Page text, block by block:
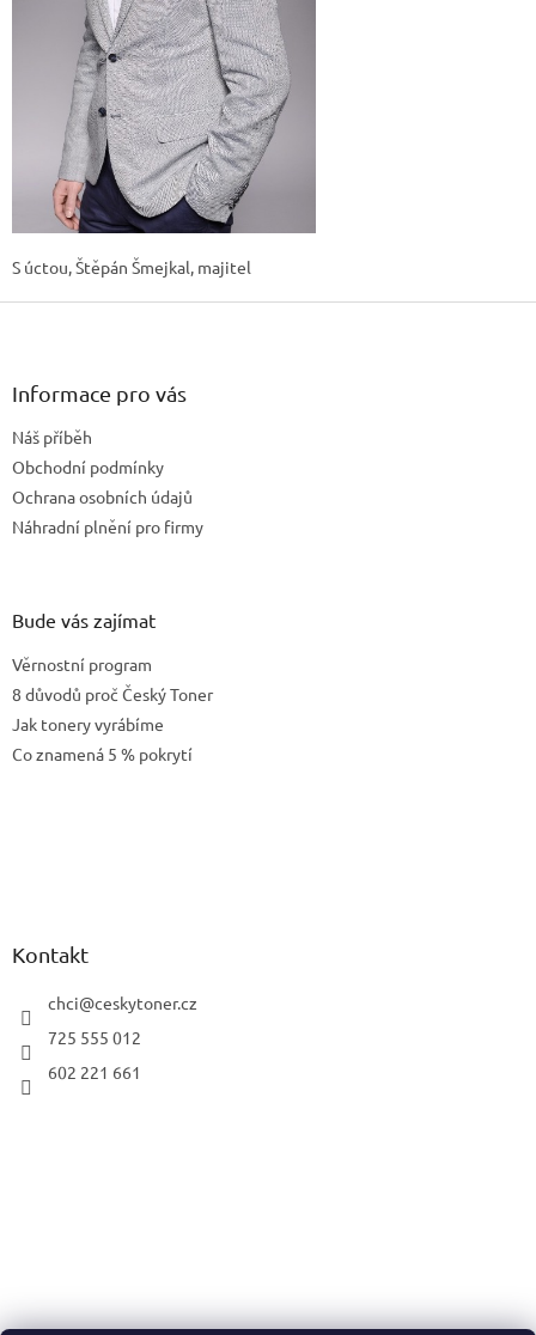
S úctou, Štěpán Šmejkal, majitel
Z
Informace pro vás
Náš příběh
Obchodní podmínky
Ochrana osobních údajů
Náhradní plnění pro firmy
Bude vás zajímat
Věrnostní program
8 důvodů proč Český Toner
Jak tonery vyrábíme
Co znamená 5 % pokrytí
Kontakt
chci@ceskytoner.cz
725 555 012
602 221 661